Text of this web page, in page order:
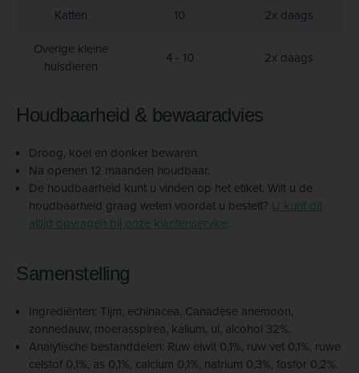
Katten 10
2x daags
Overige kleine
huisdieren
4 - 10 2x daags
Houdbaarheid & bewaaradvies
Droog, koel en donker bewaren.
Na openen 12 maanden houdbaar.
De houdbaarheid kunt u vinden op het etiket. Wilt u de
houdbaarheid graag weten voordat u bestelt? U kunt dit
altijd opvragen bij onze klantenservice.
Samenstelling
Ingrediënten: Tijm, echinacea, Canadese anemoon,
zonnedauw, moerasspirea, kalium, ui, alcohol 32%.
Analytische bestanddelen: Ruw eiwit 0,1%, ruw vet 0,1%, ruwe
celstof 0,1%, as 0,1%, calcium 0,1%, natrium 0,3%, fosfor 0,2%.